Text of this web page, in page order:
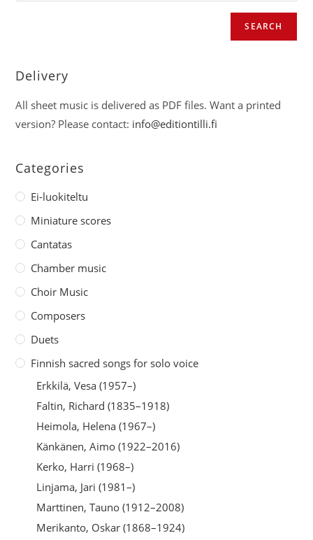
SEARCH
Delivery
All sheet music is delivered as PDF files. Want a printed
version? Please contact: info@editiontilli.fi
Categories
Ei-luokiteltu
Miniature scores
Cantatas
Chamber music
Choir Music
Composers
Duets
Finnish sacred songs for solo voice
Erkkilä, Vesa (1957–)
Faltin, Richard (1835–1918)
Heimola, Helena (1967–)
Känkänen, Aimo (1922–2016)
Kerko, Harri (1968–)
Linjama, Jari (1981–)
Marttinen, Tauno (1912–2008)
Merikanto, Oskar (1868–1924)